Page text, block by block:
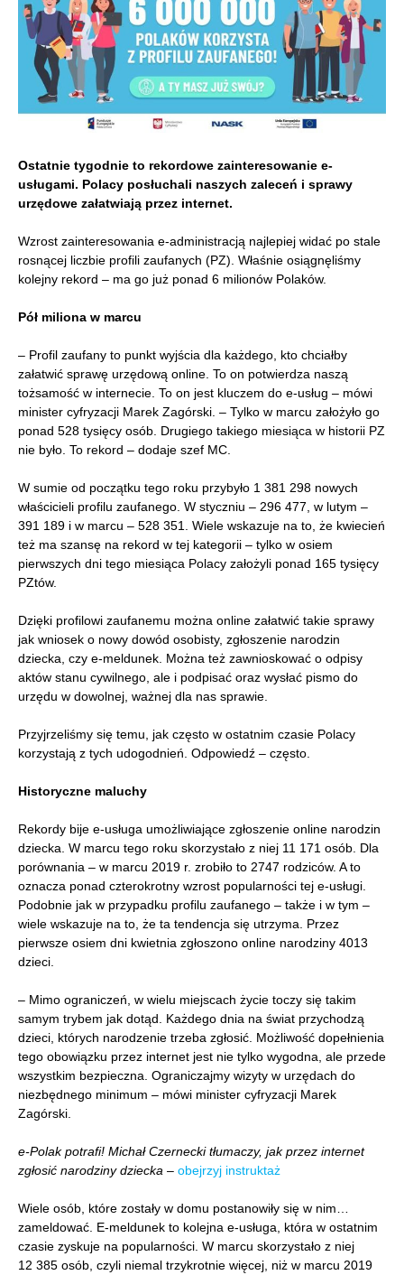
Ostatnie tygodnie to rekordowe zainteresowanie e-
usługami. Polacy posłuchali naszych zaleceń i sprawy
urzędowe załatwiają przez internet.
Wzrost zainteresowania e-administracją najlepiej widać po stale
rosnącej liczbie profili zaufanych (PZ). Właśnie osiągnęliśmy
kolejny rekord – ma go już ponad 6 milionów Polaków.
Pół miliona w marcu
– Profil zaufany to punkt wyjścia dla każdego, kto chciałby
załatwić sprawę urzędową online. To on potwierdza naszą
tożsamość w internecie. To on jest kluczem do e-usług – mówi
minister cyfryzacji Marek Zagórski. – Tylko w marcu założyło go
ponad 528 tysięcy osób. Drugiego takiego miesiąca w historii PZ
nie było. To rekord – dodaje szef MC.
W sumie od początku tego roku przybyło 1 381 298 nowych
właścicieli profilu zaufanego. W styczniu – 296 477, w lutym –
391 189 i w marcu – 528 351. Wiele wskazuje na to, że kwiecień
też ma szansę na rekord w tej kategorii – tylko w osiem
pierwszych dni tego miesiąca Polacy założyli ponad 165 tysięcy
PZtów.
Dzięki profilowi zaufanemu można online załatwić takie sprawy
jak wniosek o nowy dowód osobisty, zgłoszenie narodzin
dziecka, czy e-meldunek. Można też zawnioskować o odpisy
aktów stanu cywilnego, ale i podpisać oraz wysłać pismo do
urzędu w dowolnej, ważnej dla nas sprawie.
Przyjrzeliśmy się temu, jak często w ostatnim czasie Polacy
korzystają z tych udogodnień. Odpowiedź – często.
Historyczne maluchy
Rekordy bije e-usługa umożliwiające zgłoszenie online narodzin
dziecka. W marcu tego roku skorzystało z niej 11 171 osób. Dla
porównania – w marcu 2019 r. zrobiło to 2747 rodziców. A to
oznacza ponad czterokrotny wzrost popularności tej e-usługi.
Podobnie jak w przypadku profilu zaufanego – także i w tym –
wiele wskazuje na to, że ta tendencja się utrzyma. Przez
pierwsze osiem dni kwietnia zgłoszono online narodziny 4013
dzieci.
– Mimo ograniczeń, w wielu miejscach życie toczy się takim
samym trybem jak dotąd. Każdego dnia na świat przychodzą
dzieci, których narodzenie trzeba zgłosić. Możliwość dopełnienia
tego obowiązku przez internet jest nie tylko wygodna, ale przede
wszystkim bezpieczna. Ograniczajmy wizyty w urzędach do
niezbędnego minimum – mówi minister cyfryzacji Marek
Zagórski.
e-Polak potrafi! Michał Czernecki tłumaczy, jak przez internet
zgłosić narodziny dziecka – obejrzyj instruktaż
Wiele osób, które zostały w domu postanowiły się w nim…
zameldować. E-meldunek to kolejna e-usługa, która w ostatnim
czasie zyskuje na popularności. W marcu skorzystało z niej
12 385 osób, czyli niemal trzykrotnie więcej, niż w marcu 2019